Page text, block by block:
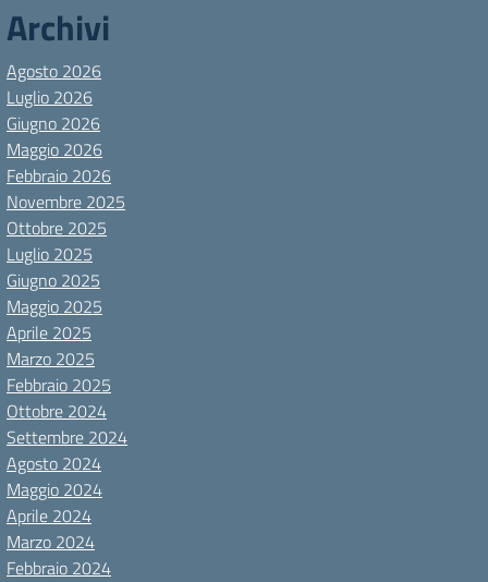
Archivi
Agosto 2026
Luglio 2026
Giugno 2026
Maggio 2026
Febbraio 2026
Novembre 2025
Ottobre 2025
Luglio 2025
Giugno 2025
Maggio 2025
Aprile 2025
Marzo 2025
Febbraio 2025
Ottobre 2024
Settembre 2024
Agosto 2024
Maggio 2024
Aprile 2024
Marzo 2024
Febbraio 2024